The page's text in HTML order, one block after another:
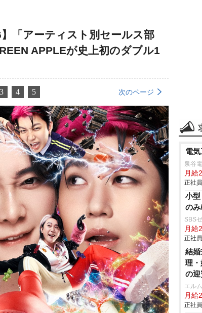
「アーティスト別セールス部
APPLEが史上初のダブル1
3 4 5 次のページ
電
泉谷
月給
正社
小
の
SBS
月給
正社
結
理
の迎
エル
月給
正社